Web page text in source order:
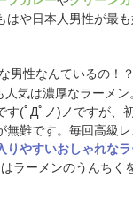
や日本人男性が最
男性なんているの！
気は濃厚なラーメン
(ﾟДﾟノ)ノですが、
難です。毎回高級
りやすいおしゃれな
ラーメンのうんちく